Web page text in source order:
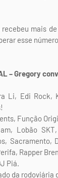
mais de
esse
– Gregory
Li, Edi Rock,
Função
Lobão SKT,
Sacramento,
Rapper
Piá.
da rodoviária